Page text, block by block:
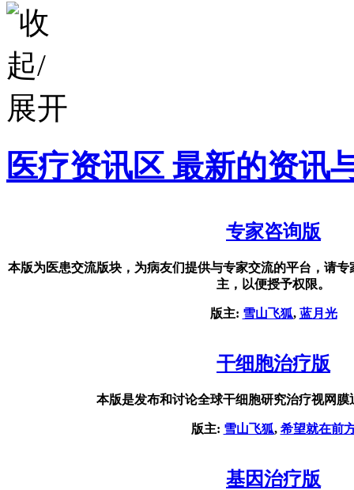
医疗资讯区 最新的资讯
专家咨询版
本版为医患交流版块，为病友们提供与专家交流的平台，请
主，以便授予权限。
版主: 雪山飞狐, 蓝月光
干细胞治疗版
本版是发布和讨论全球干细胞研究治疗视网膜
版主: 雪山飞狐, 希望就在前
基因治疗版